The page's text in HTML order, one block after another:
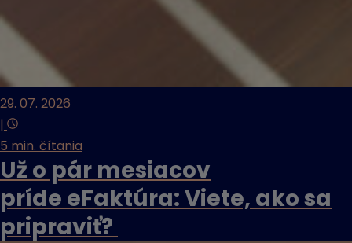
29. 07. 2026
|
5 min. čítania
Už o pár mesiacov
príde eFaktúra: Viete, ako sa
pripraviť?